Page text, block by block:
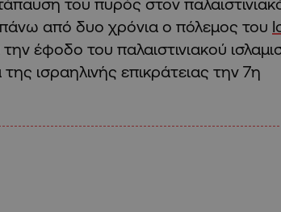
του πυρός στον
από δυο χρόνια ο πόλεμος του
έφοδο του παλαιστινιακού
ισραηλινής επικράτειας την 7η